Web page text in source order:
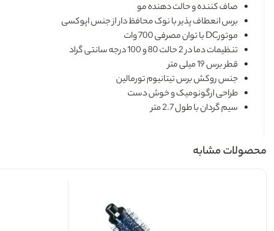
صاف کننده و حالت دهنده مو
برس انعطاف پذیر با نوک محافظ دار از جنس اپوکسی
موتورDC با توان مصرفی 700 وات
تنظیمات دما در 2 حالت 80 و 100 درجه سانتی گراد
قطر برس 19 میلی متر
جنس روکش برس تیتانیوم تورمالین
طراحی ارگونومیک و خوش دست
سیم گردان با طول 2.7 متر
محصولات مشابه